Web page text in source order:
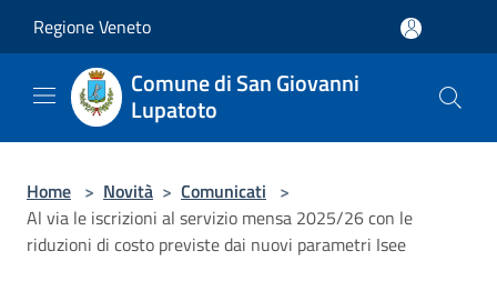
Regione Veneto
Comune di San Giovanni
Lupatoto
Home > Novità > Comunicati >
Al via le iscrizioni al servizio mensa 2025/26 con le
riduzioni di costo previste dai nuovi parametri Isee